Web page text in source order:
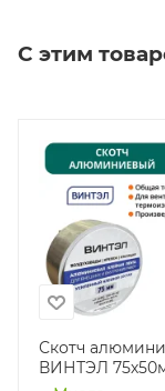
С этим
Скотч
ВИНТЭЛ